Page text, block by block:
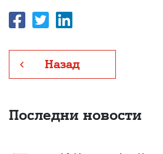
Назад
Последни новости